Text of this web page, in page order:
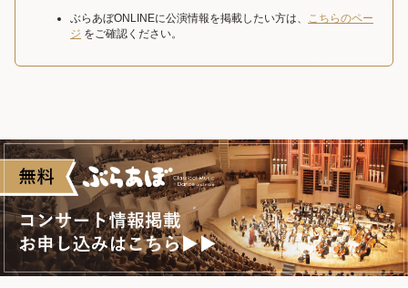
ぶらあぼONLINEに公演情報を掲載したい方は、 こちらのペー
ジ をご確認ください。